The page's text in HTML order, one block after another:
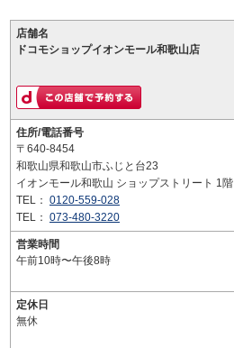
店舗名
ドコモショップイオンモール和歌山店
住所/電話番号
〒640-8454
和歌山県和歌山市ふじと台23
イオンモール和歌山 ショップストリート 1階
TEL： 0120-559-028
TEL： 073-480-3220
営業時間
午前10時〜午後8時
定休日
無休